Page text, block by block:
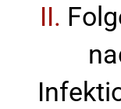
II.